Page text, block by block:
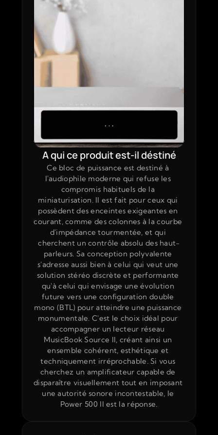
Ce bloc de puissance est destiné à
l'audiophile moderne qui refuse les
compromis habituels de la
miniaturisation. Il est fait pour ceux qui
possèdent des enceintes exigeantes en
courant, comme des colonnes à la courbe
d'impédance tourmentée, et qui
cherchent un contrôle absolu des haut-
parleurs. Sa conception polyvalente
s'adresse aussi bien à celui qui veut une
solution stéréo discrète et performante
qu'à celui qui envisage une évolution
future vers une configuration double
mono (BTL) pour atteindre une puissance
monumentale. C'est le choix idéal pour
accompagner un lecteur réseau
MusicBook Source II, créant ainsi un
ensemble cohérent, esthétique et
techniquement irréprochable. Si vous
cherchez un amplificateur capable de
disparaître visuellement tout en imposant
une autorité sonore incontestable, le
Power 500 II est la réponse.
A qui ce produit est-il déstiné